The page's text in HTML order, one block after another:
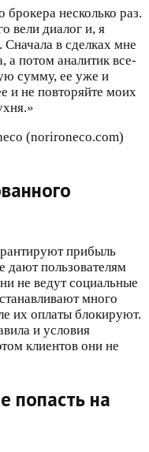
брокера несколько раз.
вели диалог и, я
Сначала в сделках мне
а потом аналитик все-
сумму, ее уже и
и не повторяйте моих
прибыль
дают пользователям
не ведут социальные
много
их оплаты блокируют.
и условия
клиентов они не
попасть на